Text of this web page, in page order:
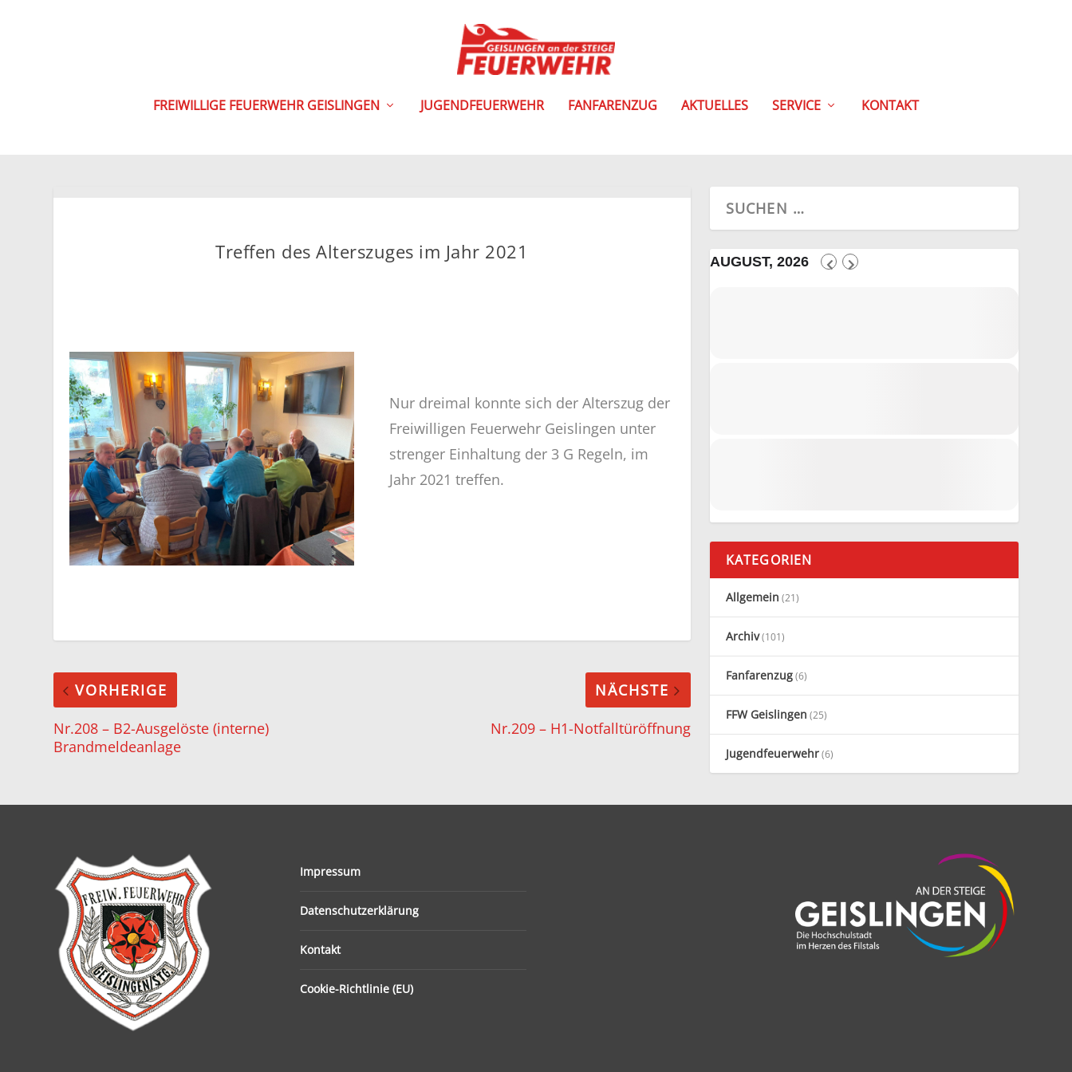
FREIWILLIGE FEUERWEHR GEISLINGEN JUGENDFEUERWEHR FANFARENZUG AKTUELLES SERVICE KONTAKT
Treffen des Alterszuges im Jahr 2021
Nur dreimal konnte sich der Alterszug der
Freiwilligen Feuerwehr Geislingen unter
strenger Einhaltung der 3 G Regeln, im
Jahr 2021 treffen.
VORHERIGE
Nr.208 – B2-Ausgelöste (interne)
Brandmeldeanlage
NÄCHSTE
Nr.209 – H1-Notfalltüröffnung
AUGUST, 2026
KATEGORIEN
Allgemein (21)
Archiv(101)
Fanfarenzug(6)
FFW Geislingen (25)
Jugendfeuerwehr(6)
Impressum
Datenschutzerklärung
Kontakt
Cookie-Richtlinie (EU)